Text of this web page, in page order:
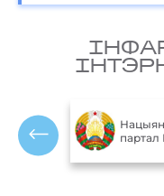
партал